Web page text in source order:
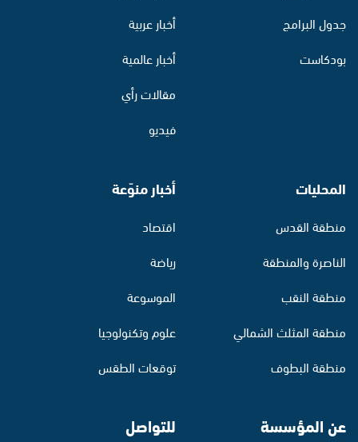
جدول البرامج
بودكاست
أخبار عربية
أخبار عالمية
مقالات رأي
فيديو
المحليات
منطقة القدس
الناصرة والمنطقة
منطقة النقب
منطقة المثلث الشمالي
منطقة البطوف
أخبار منوّعة
اقتصاد
رياضة
الموسوعة
علوم وتكنولوجيا
توقعات الطقس
عن المؤسسة للتواصل